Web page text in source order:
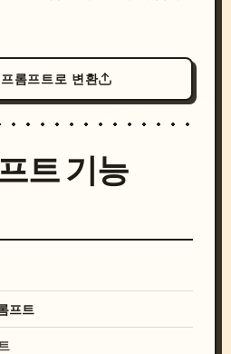
롬프트로 변환
트 기능
프트